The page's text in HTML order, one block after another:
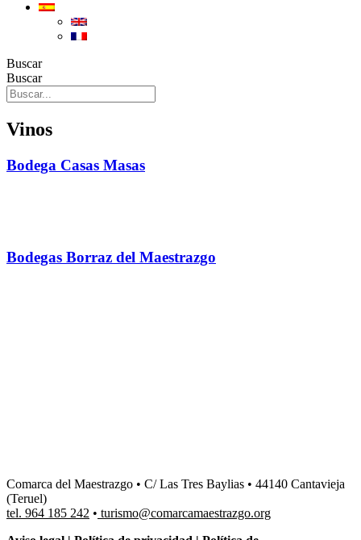
Buscar
Buscar
Vinos
Bodega Casas Masas
Bodegas Borraz del Maestrazgo
Comarca del Maestrazgo • C/ Las Tres Baylias • 44140 Cantavieja
(Teruel)
tel. 964 185 242 • turismo@comarcamaestrazgo.org